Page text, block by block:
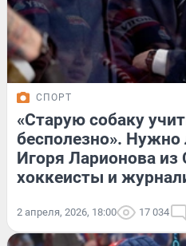
СПОРТ
«Старую собаку
бесполезно». Нужно
Игоря Ларионова
хоккеисты и
2 апреля, 2026, 18:00 17 034